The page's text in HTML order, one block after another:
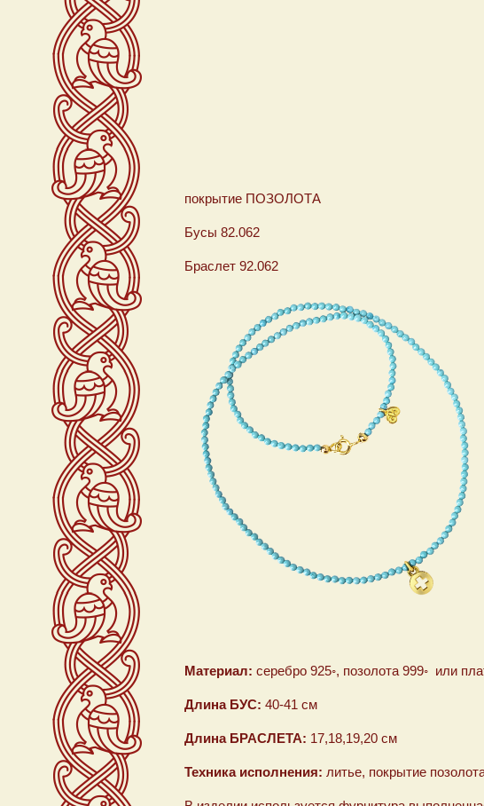
покрытие ПОЗОЛОТА
Бусы 82.062
Браслет 92.062
Материал: серебро 925◦, позолота 999◦ или
Длина БУС: 40-41 см
Длина БРАСЛЕТА: 17,18,19,20 см
Техника исполнения: литье, покрытие